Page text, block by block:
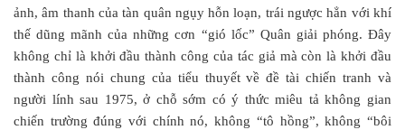
ảnh, âm thanh của tàn quân ngụy hỗn loạn, trái ngược hẳn với khí
thế dũng mãnh của những cơn “gió lốc” Quân giải phóng. Đây
không chỉ là khởi đầu thành công của tác giả mà còn là khởi đầu
thành công nói chung của tiểu thuyết về đề tài chiến tranh và
người lính sau 1975, ở chỗ sớm có ý thức miêu tả không gian
chiến trường đúng với chính nó, không “tô hồng”, không “bôi